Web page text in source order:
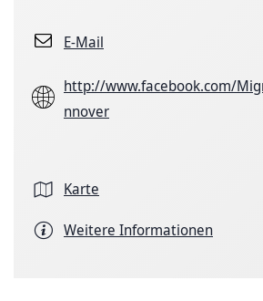
E-Mail
http://www.facebook.com/
nnover
Karte
Weitere Informationen